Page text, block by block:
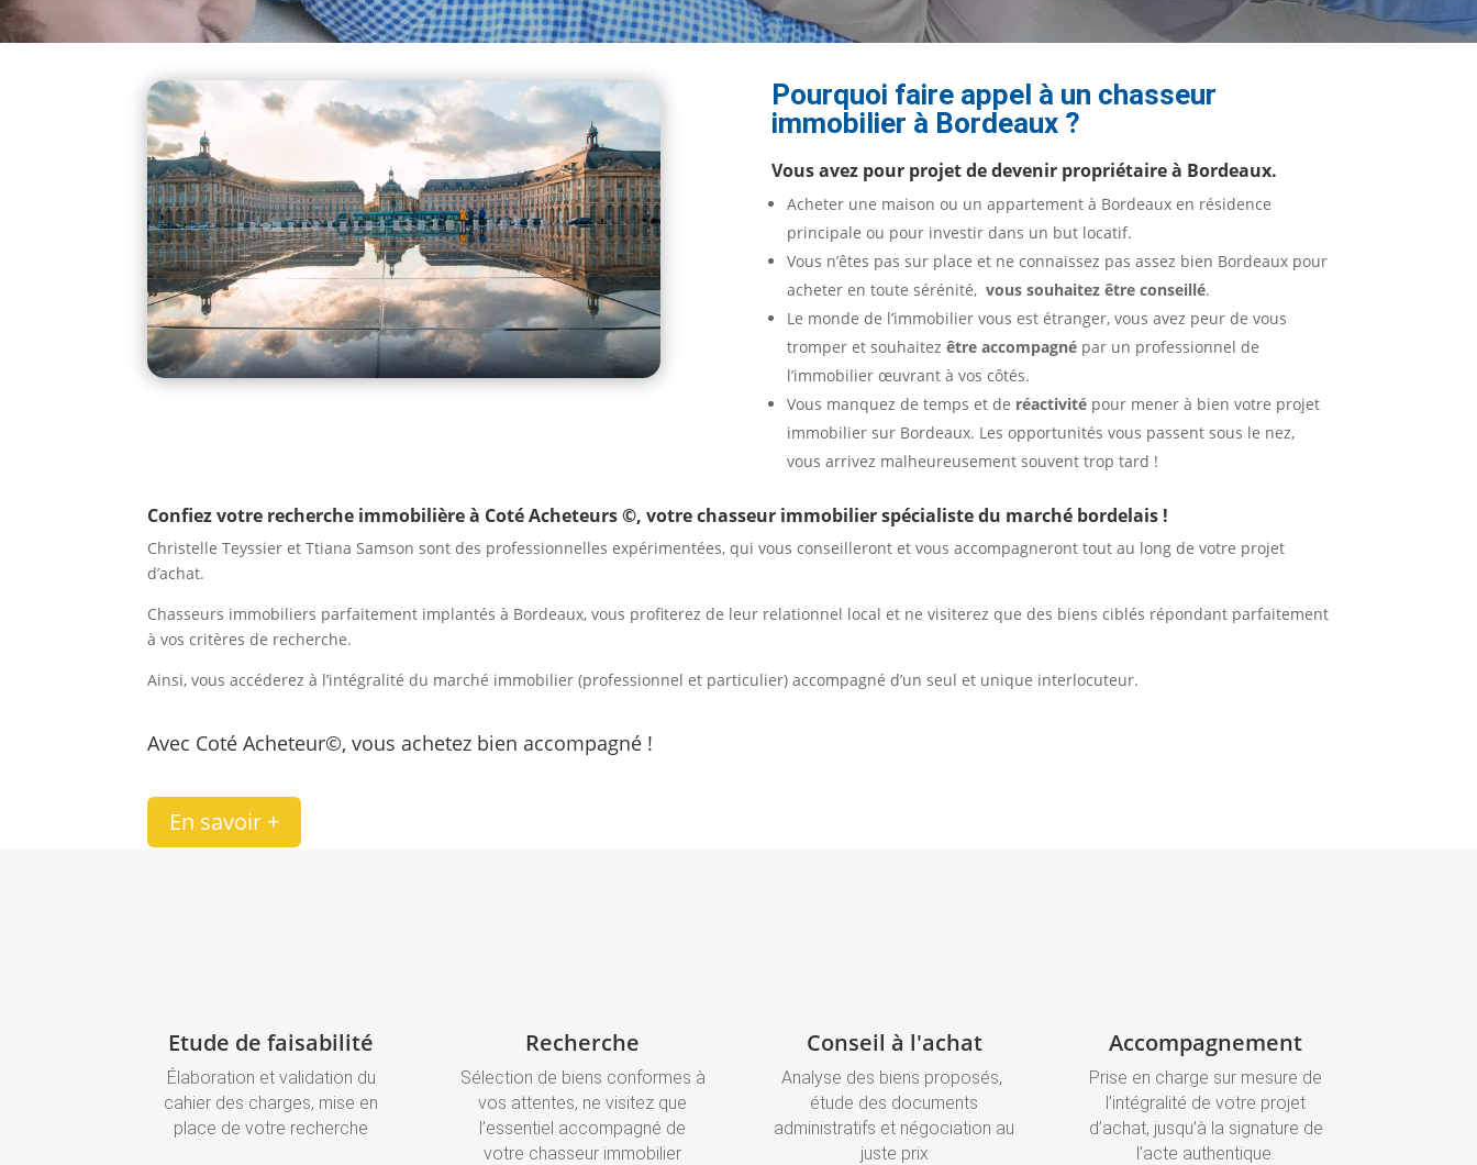
Pourquoi faire appel à un chasseur
immobilier à Bordeaux ?
Vous avez pour projet de devenir propriétaire à Bordeaux.
Acheter une maison ou un appartement à Bordeaux en résidence
principale ou pour investir dans un but locatif.
Vous n’êtes pas sur place et ne connaissez pas assez bien Bordeaux pour
acheter en toute sérénité, vous souhaitez être conseillé.
Le monde de l’immobilier vous est étranger, vous avez peur de vous
tromper et souhaitez être accompagnépar un professionnel de
l’immobilier œuvrant à vos côtés.
Vous manquez de temps et de réactivitépour mener à bien votre projet
immobilier sur Bordeaux. Les opportunités vous passent sous le nez,
vous arrivez malheureusement souvent trop tard !
Confiez votre recherche immobilière à Coté Acheteurs ©, votrechasseur immobilier spécialiste du marché bordelais !
Christelle Teyssier et Ttiana Samson sont des professionnelles expérimentées, qui vous conseilleront et vous accompagneront tout au long de votre projet
d’achat.
Chasseurs immobiliers parfaitement implantés à Bordeaux, vous profiterez de leur relationnel local et ne visiterez que des biens ciblés répondant parfaitement
à vos critères de recherche.
Ainsi, vous accéderez à l’intégralité du marché immobilier (professionnel et particulier) accompagné d’un seul et unique interlocuteur.
Avec Coté Acheteur©, vous achetez bien accompagné !
En savoir +
Etude de faisabilité
Élaboration et validation du
cahier des charges, mise en
place de votre recherche
Recherche
Sélection de biens conformes à
vos attentes, ne visitez que
l’essentiel accompagné de
votre chasseur immobilier
Conseil à l'achat
Analyse des biens proposés,
étude des documents
administratifs et négociation au
juste prix
Accompagnement
Prise en charge sur mesure de
l’intégralité de votre projet
d’achat, jusqu’à la signature de
l’acte authentique.